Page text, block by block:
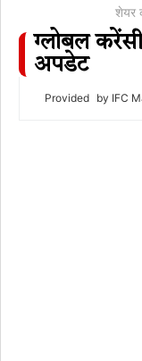
शेयर
ग्लोबल करेंसी
अपडेट
Provided by IFC